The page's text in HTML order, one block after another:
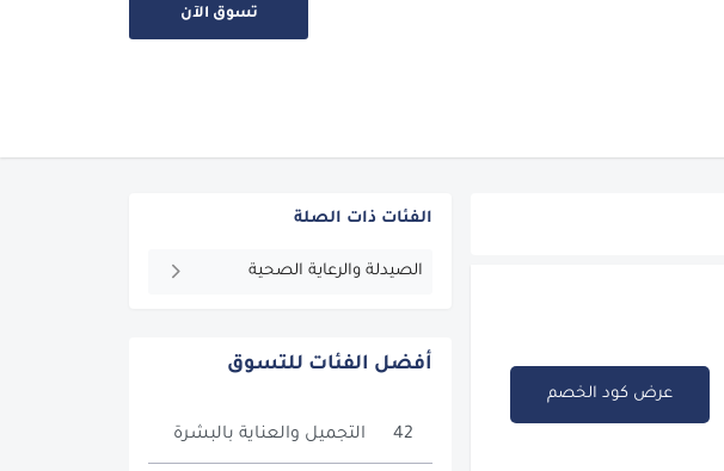
تسوق الآن
عرض كود الخصم
الفئات ذات الصلة
الصيدلة والرعاية الصحية
أفضل الفئات للتسوق
التجميل والعناية بالبشرة 42